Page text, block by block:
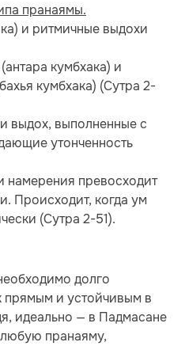
пранаямы.
и ритмичные выдохи
кумбхака) и
кумбхака) (Сутра 2-
выдох, выполненные с
утонченность
намерения превосходит
Происходит, когда ум
(Сутра 2-51).
долго
прямым и устойчивым в
идеально — в Падмасане
пранаяму,